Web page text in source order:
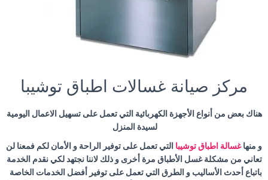
مركز صيانة غسالات اطباق توشيبا
هناك بعض من أنواع الأجهزة الكهربائية التي تعمل على تسهيل الاعمال اليومية
لسيدة المنزل
و منهاغسالة اطباق توشيبا التي تعمل على توفير الراحة و الأمان لكم فمعنا لن
تعاني من مشكلة غسل الأطباق مرة أخرى و ذلك لاننا نجتهد لكي نقدم الخدمة
باتباع أحدث الأساليب و الطرق التي تعمل على توفير أفضل الخدمات الخاصة